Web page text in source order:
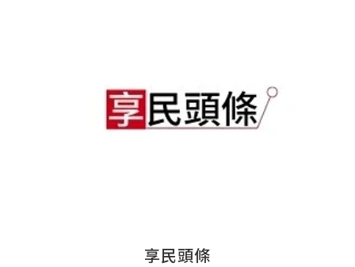
享民頭條